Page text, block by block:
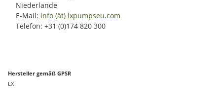
Niederlande
E-Mail: info (ät) lxpumpseu.com
Telefon: +31 (0)174 820 300
Hersteller gemäß GPSR
LX